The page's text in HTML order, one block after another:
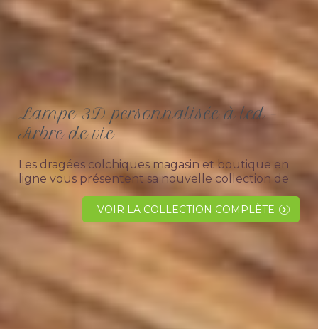
Lampe 3D personnalisée à led -
Arbre de vie
Les dragées colchiques magasin et boutique en
ligne vous présentent sa nouvelle collection de
lampe 3D personnalisée "arbre de vie" large
choix pour tous les gouts. Convient pour les
grands parents, parents et...
VOIR LA COLLECTION COMPLÈTE